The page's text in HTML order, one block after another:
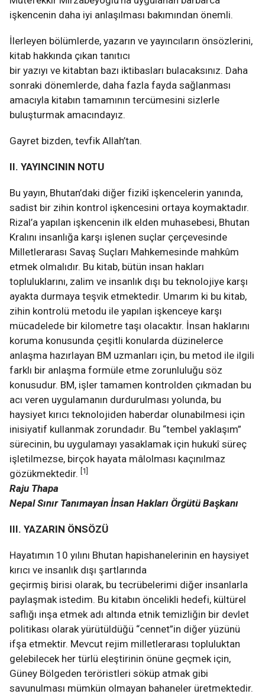
işkencenin daha iyi anlaşılması bakımından önemli.
İlerleyen bölümlerde, yazarın ve yayıncıların önsözlerini,
kitab hakkında çıkan tanıtıcı
bir yazıyı ve kitabtan bazı iktibasları bulacaksınız. Daha
sonraki dönemlerde, daha fazla fayda sağlanması
amacıyla kitabın tamamının tercümesini sizlerle
buluşturmak amacındayız.
Gayret bizden, tevfik Allah’tan.
II. YAYINCININ NOTU
Bu yayın, Bhutan’daki diğer fizikî işkencelerin yanında,
sadist bir zihin kontrol işkencesini ortaya koymaktadır.
Rizal’a yapılan işkencenin ilk elden muhasebesi, Bhutan
Kralını insanlığa karşı işlenen suçlar çerçevesinde
Milletlerarası Savaş Suçları Mahkemesinde mahkûm
etmek olmalıdır. Bu kitab, bütün insan hakları
topluluklarını, zalim ve insanlık dışı bu teknolojiye karşı
ayakta durmaya teşvik etmektedir. Umarım ki bu kitab,
zihin kontrolü metodu ile yapılan işkenceye karşı
mücadelede bir kilometre taşı olacaktır. İnsan haklarını
koruma konusunda çeşitli konularda düzinelerce
anlaşma hazırlayan BM uzmanları için, bu metod ile ilgili
farklı bir anlaşma formüle etme zorunluluğu söz
konusudur. BM, işler tamamen kontrolden çıkmadan bu
acı veren uygulamanın durdurulması yolunda, bu
haysiyet kırıcı teknolojiden haberdar olunabilmesi için
inisiyatif kullanmak zorundadır. Bu “tembel yaklaşım”
sürecinin, bu uygulamayı yasaklamak için hukukî süreç
işletilmezse, birçok hayata mâlolması kaçınılmaz
gözükmektedir. [1]
Raju Thapa
Nepal Sınır Tanımayan İnsan Hakları Örgütü Başkanı
III. YAZARIN ÖNSÖZÜ
Hayatımın 10 yılını Bhutan hapishanelerinin en haysiyet
kırıcı ve insanlık dışı şartlarında
geçirmiş birisi olarak, bu tecrübelerimi diğer insanlarla
paylaşmak istedim. Bu kitabın öncelikli hedefi, kültürel
saflığı inşa etmek adı altında etnik temizliğin bir devlet
politikası olarak yürütüldüğü “cennet”in diğer yüzünü
ifşa etmektir. Mevcut rejim milletlerarası topluluktan
gelebilecek her türlü eleştirinin önüne geçmek için,
Güney Bölgeden teröristleri söküp atmak gibi
savunulması mümkün olmayan bahaneler üretmektedir.